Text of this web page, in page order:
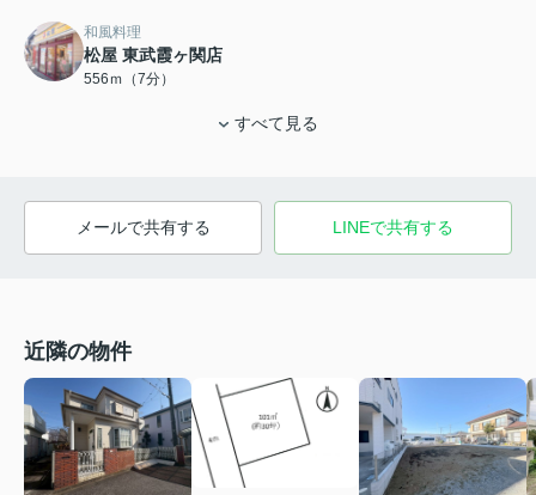
和風料理
松屋 東武霞ヶ関店
556ｍ（7分）
すべて見る
メールで共有する LINEで共有する
近隣の物件